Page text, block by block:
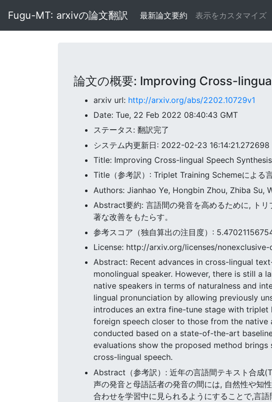
Fugu-MT: arxivの論文翻訳 最新論文要約 表示をカスタマイズ
論文の概要: Improving Cross-
arxiv url: http://arxiv.org/abs/2202.10729v1
Date: Tue, 22 Feb 2022 08:40:43 GMT
ステータス: 翻訳完了
システム内更新日: 2022-02-23 16:14:21.272698
Title: Improving Cross-lingual Speech
Title（参考訳）: Triplet Training Schemeによる
Authors: Jianhao Ye, Hongbin Zhou, Zhiba Su,
Abstract要約: 言語間の発音を高めるために, ト
著な改善をもたらす。
参考スコア（独自算出の注目度）:
License: http://arxiv.org/licenses/
Abstract: Recent advances in cross-lingual
monolingual speaker. However, there is still a
native speakers in terms of naturalness and
lingual pronunciation by allowing previously
introduces an extra fine-tune stage with
foreign speech closer to those from the native
conducted based on a state-of-the-art
evaluations show the proposed method
cross-lingual speech.
Abstract（参考訳）: 近年の言語間テキスト合成
声の発音と母語話者の発音の間には, 自然性や知
合わせを学習中に見られるようにすることで,言